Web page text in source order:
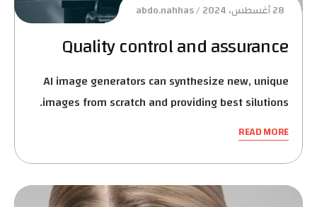
28 أغسطس، 2024 abdo.nahhas
Quality control and assurance
AI image generators can synthesize new, unique
images from scratch and providing best silutions.
READ MORE